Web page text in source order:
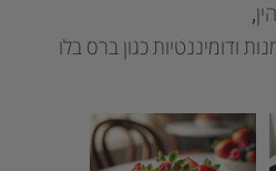
ודומיננטיות כגון ברס בלו